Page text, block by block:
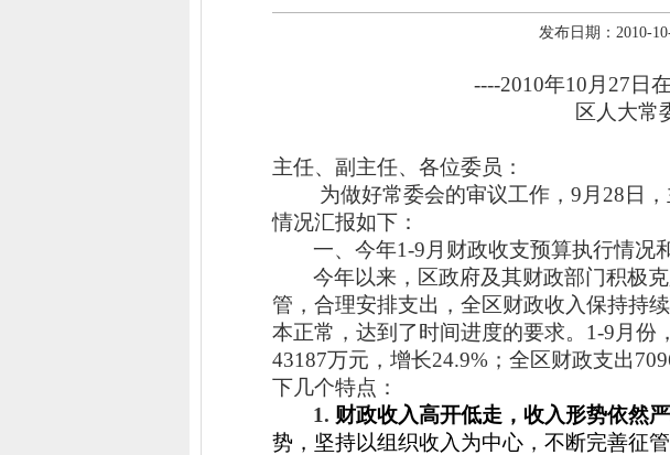
发布日期：2010-
----2010年10 月27 日
区人大常
主任、副主任、各位委员：
为做好常委会的审议工作， 9 月 28 日
情况汇报如下：
一、今年1-9 月财政收支预算执行情况
今年以来，区政府及其财政部门积极
管，合理安排支出，全区财政收入保持持
本正常，达到了时间进度的要求。 1-9 月份
43187万元，增长24.9% ；全区财政支出
下几个特点：
1. 财政收入高开低走，收入形势依然
势，坚持以组织收入为中心，不断完善征